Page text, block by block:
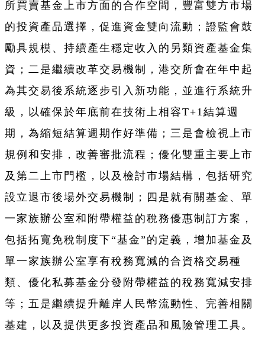
所買賣基金上市方面的合作空間，豐富雙方市場
的投資產品選擇，促進資金雙向流動；證監會鼓
勵具規模、持續產生穩定收入的另類資產基金集
資；二是繼續改革交易機制，港交所會在年中起
為其交易後系統逐步引入新功能，並進行系統升
級，以確保於年底前在技術上相容T+1結算週
期，為縮短結算週期作好準備；三是會檢視上市
規例和安排，改善審批流程；優化雙重主要上市
及第二上市門檻，以及檢討市場結構，包括研究
設立退市後場外交易機制；四是就有關基金、單
一家族辦公室和附帶權益的稅務優惠制訂方案，
包括拓寬免稅制度下“基金”的定義，增加基金及
單一家族辦公室享有稅務寬減的合資格交易種
類、優化私募基金分發附帶權益的稅務寬減安排
等；五是繼續提升離岸人民幣流動性、完善相關
基建，以及提供更多投資產品和風險管理工具。